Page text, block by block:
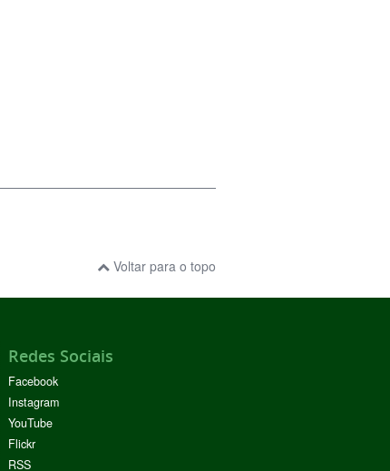
Voltar para o topo
Redes Sociais
Facebook
Instagram
YouTube
Flickr
RSS